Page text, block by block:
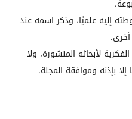
إليه علميًا، وذكر اسمه عند
لأبحاثه المنشورة، ولا
بإذنه وموافقة المجلة.